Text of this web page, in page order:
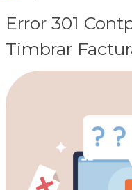
Error 301
Timbrar